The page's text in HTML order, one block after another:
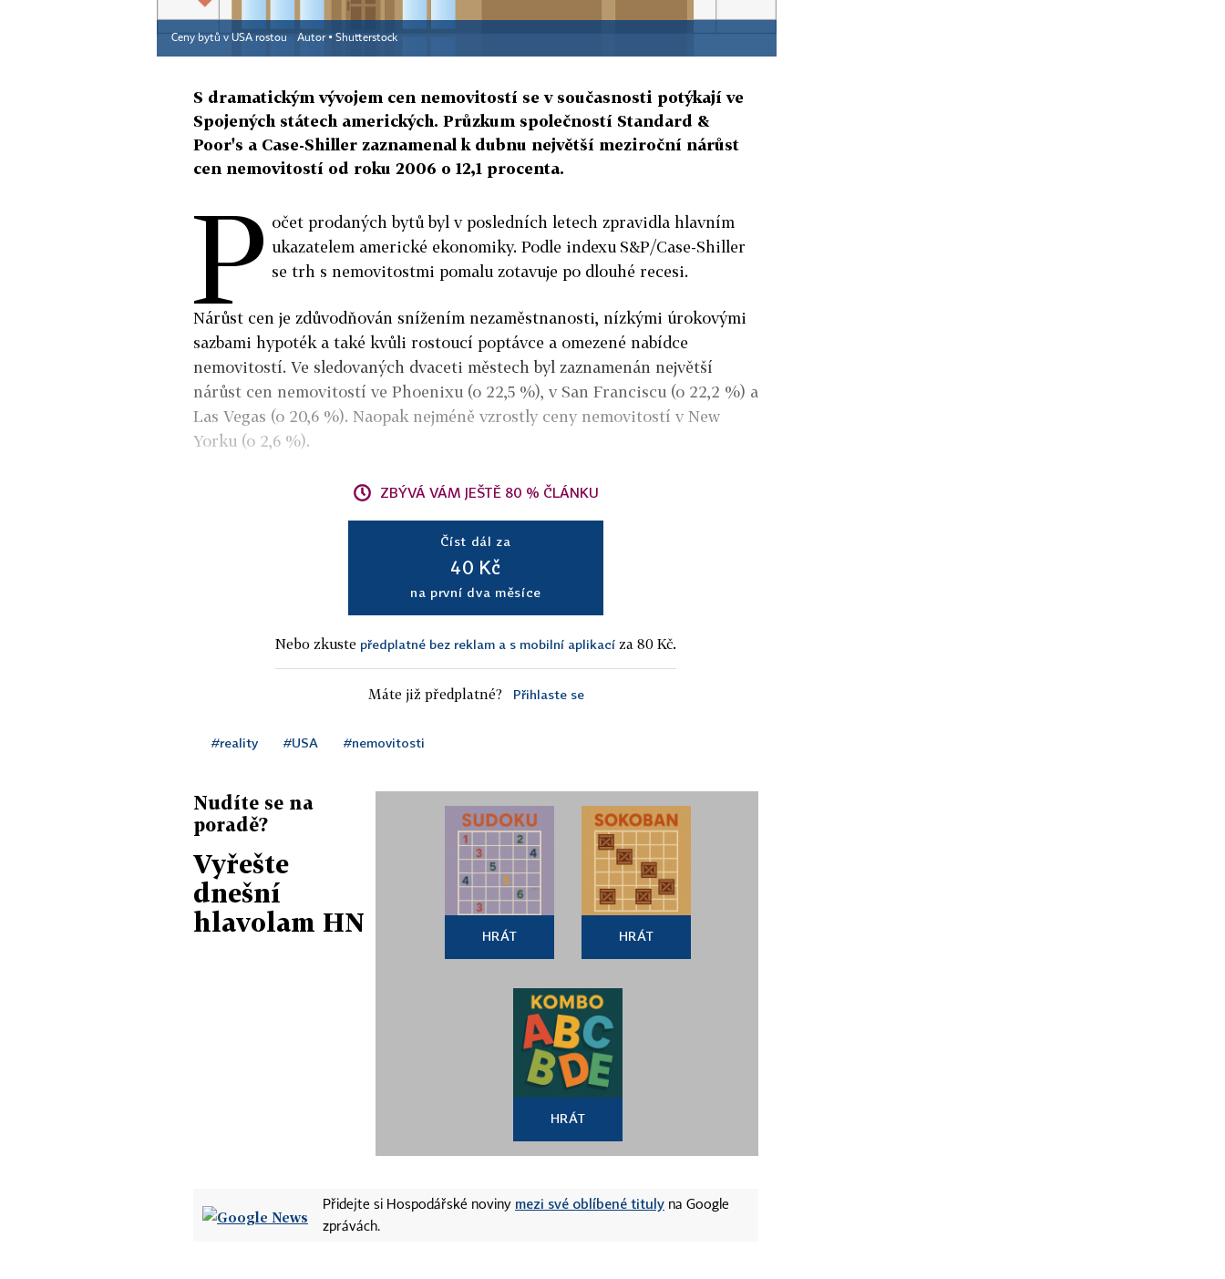
Ceny bytů v USA rostou Autor ▪ Shutterstock
S dramatickým vývojem cen nemovitostí se v současnosti potýkají ve
Spojených státech amerických. Průzkum společností Standard &
Poor's a Case-Shiller zaznamenal k dubnu největší meziroční nárůst
cen nemovitostí od roku 2006 o 12,1 procenta.
P očet prodaných bytů byl v posledních letech zpravidla hlavním
ukazatelem americké ekonomiky. Podle indexu S&P/Case-Shiller
se trh s nemovitostmi pomalu zotavuje po dlouhé recesi.
Nárůst cen je zdůvodňován snížením nezaměstnanosti, nízkými úrokovými
sazbami hypoték a také kvůli rostoucí poptávce a omezené nabídce
nemovitostí. Ve sledovaných dvaceti městech byl zaznamenán největší
nárůst cen nemovitostí ve Phoenixu (o 22,5 %), v San Franciscu (o 22,2 %) a
Las Vegas (o 20,6 %). Naopak nejméně vzrostly ceny nemovitostí v New
Yorku (o 2,6 %).
ZBÝVÁ VÁM JEŠTĚ 80 % ČLÁNKU
Číst dál za
40 Kč
na první dva měsíce
Nebo zkuste předplatné bez reklam a s mobilní aplikací za 80 Kč.
Máte již předplatné? Přihlaste se
#reality #USA #nemovitosti
Nudíte se na
poradě?
Vyřešte
dnešní
hlavolam HN
HRÁT HRÁT
HRÁT
Přidejte si Hospodářské noviny mezi své oblíbené tituly na Google
zprávách.